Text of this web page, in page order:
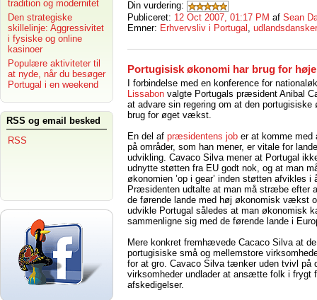
tradition og modernitet
Den strategiske
skillelinje: Aggressivitet
i fysiske og online
kasinoer
Populære aktiviteter til
at nyde, når du besøger
Portugal i en weekend
RSS og email besked
RSS
Din vurdering:
Publiceret: 12 Oct 2007, 01:17 PM af Sean
Emner: Erhvervsliv i Portugal udlandsdansker
Portugisisk økonomi har brug for
I forbindelse med en konference for
Lissabon valgte Portugals præsident Anibal
at advare sin regering om at den portugisiske
brug for øget vækst.
En del af præsidentens job er at komme med
på områder, som han mener, er vitale for
udvikling. Cavaco Silva mener at Portugal
udnytte støtten fra EU godt nok, og at man
økonomien ’op i gear’ inden støtten afvikles i
Præsidenten udtalte at man må stræbe efter
de førende lande med høj økonomisk vækst
udvikle Portugal således at man økonomisk
sammenligne sig med de førende lande i
Mere konkret fremhævede Cacaco Silva at de
portugisiske små og mellemstore
for at gro. Cavaco Silva tænker uden tvivl på
virksomheder undlader at ansætte folk i frygt
afskedigelser.